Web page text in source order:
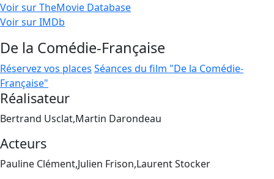
Voir sur TheMovie Database
Voir sur IMDb
De la Comédie-Française
Réservez vos places Séances du film "De la Comédie-
Française"
Réalisateur
Bertrand Usclat,Martin Darondeau
Acteurs
Pauline Clément,Julien Frison,Laurent Stocker